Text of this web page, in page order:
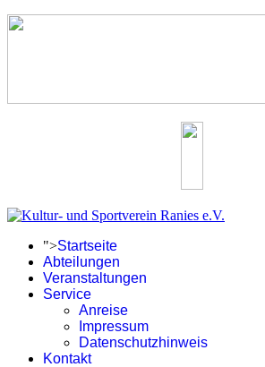
">Startseite
Abteilungen
Veranstaltungen
Service
Anreise
Impressum
Datenschutzhinweis
Kontakt